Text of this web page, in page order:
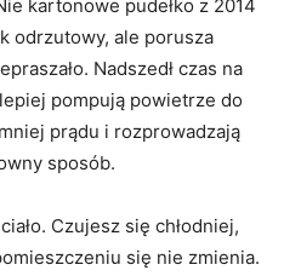
kartonowe pudełko z 2014
odrzutowy, ale porusza
Nadszedł czas na
pompują powietrze do
prądu i rozprowadzają
sposób.
Czujesz się chłodniej,
się nie zmienia.